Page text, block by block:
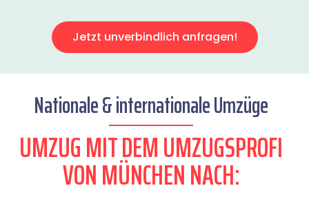
Jetzt unverbindlich anfragen!
Nationale & internationale Umzüge
UMZUG MIT DEM UMZUGSPROFI
VON MÜNCHEN NACH: